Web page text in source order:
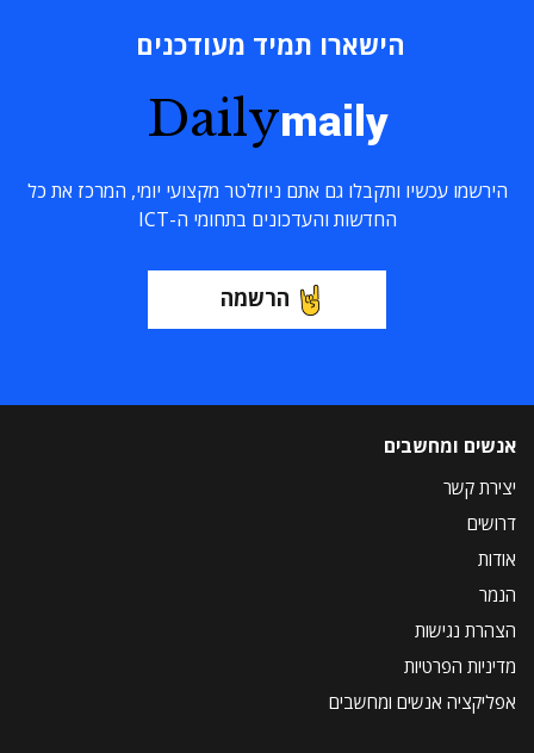
הישארו תמיד מעודכנים
Dailymaily
הירשמו עכשיו ותקבלו גם אתם ניוזלטר מקצועי יומי, המרכז את כל
החדשות והעדכונים בתחומי ה-ICT
הרשמה
אנשים ומחשבים
יצירת קשר
דרושים
אודות
הנמר
הצהרת נגישות
מדיניות הפרטיות
אפליקציה אנשים ומחשבים